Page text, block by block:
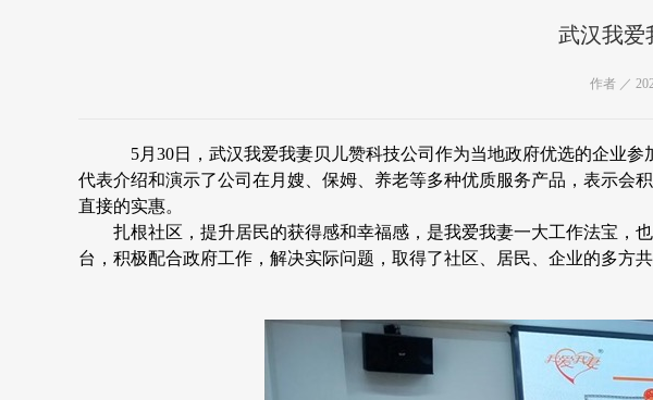
武汉我爱
作者 ／
5月30日，武汉我爱我妻贝儿赞科技公司作为当地政府优选的企业
代表介绍和演示了公司在月嫂、保姆、养老等多种优质服务产品，表示会
直接的实惠。
扎根社区，提升居民的获得感和幸福感，是我爱我妻一大工作法宝，
台，积极配合政府工作，解决实际问题，取得了社区、居民、企业的多方共